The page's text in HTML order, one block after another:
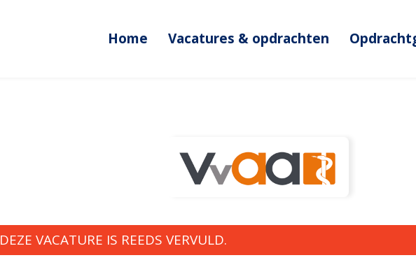
Home Vacatures & opdrachten
DEZE VACATURE IS REEDS VERVULD.